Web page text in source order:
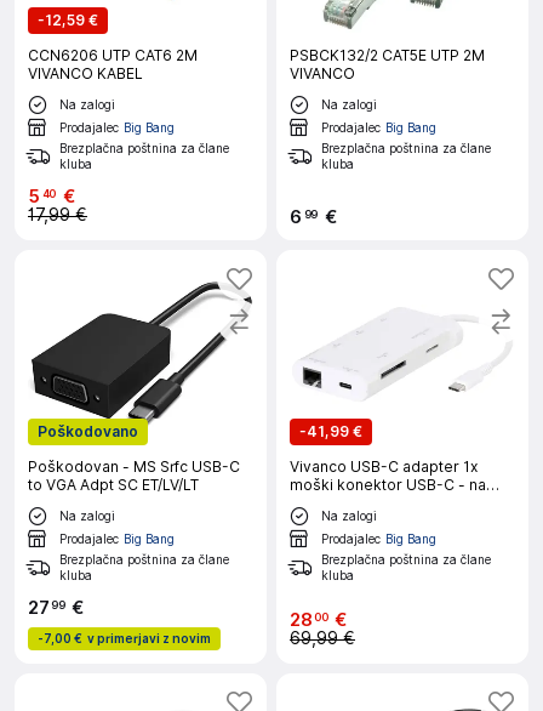
-12,59 €
CCN6206 UTP CAT6 2M
VIVANCO KABEL
Na zalogi
Prodajalec Big Bang
Brezplačna poštnina za člane
kluba
5 40 €
17,99 €
PSBCK132/2 CAT5E UTP 2M
VIVANCO
Na zalogi
Prodajalec Big Bang
Brezplačna poštnina za člane
kluba
6 99 €
Poškodovano
Poškodovan - MS Srfc USB-C
to VGA Adpt SC ET/LV/LT
Na zalogi
Prodajalec Big Bang
Brezplačna poštnina za člane
kluba
2799 €
-7,00 € v primerjavi z novim
-41,99 €
Vivanco USB-C adapter 1x
moški konektor USB-C - na
HDMI/reža za kartico
microsd/RJ45 vtičnica/SD/USB
3.2 gen. 1 A (USB 3.0)/USB 3.2
gen.
Na zalogi
Prodajalec Big Bang
Brezplačna poštnina za člane
kluba
2800 €
69,99 €